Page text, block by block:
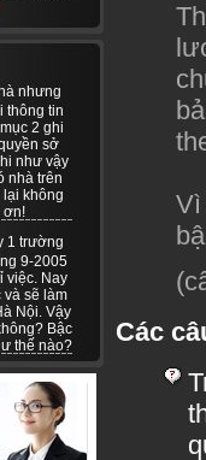
nhưng
thông tin
2 ghi
sở
như vậy
nhà trên
lại không
ơn!
1 trường
9-2005
việc. Nay
và sẽ làm
Nội. Vậy
Bậc
thế nào?
Vì
Các